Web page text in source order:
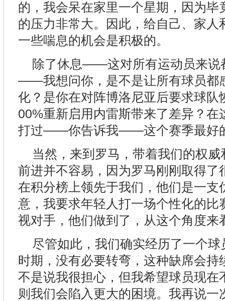
的，我会呆在家里一个星期，因为毕
的压力非常大。因此，给自己、家人
一些喘息的机会是积极的。
除了休息——这对所有运动员来说
——我想问你，是不是让所有球员都
化？是你在对阵博洛尼亚后要求球队
00%重新启用内雷斯带来了差异？在
打过——你告诉我——这个赛季最好
当然，来到罗马，带着我们的权
前进并不容易，因为罗马刚刚取得了
在积分榜上领先于我们，他们是一支
意，我要求年轻人打一场个性化的比
视对手，他们做到了，从这个角度来
尽管如此，我们确实经历了一个
时期，没有必要转弯，这种缺席会持
不是说我很担心，但我希望球员现在
则我们会陷入更大的困境。我再说一